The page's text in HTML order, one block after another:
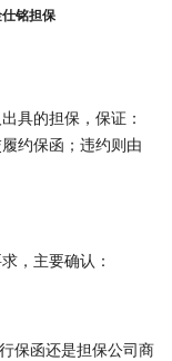
铭担保
具的担保，保证：
约保函；违约则由
，主要确认：
保函还是担保公司商